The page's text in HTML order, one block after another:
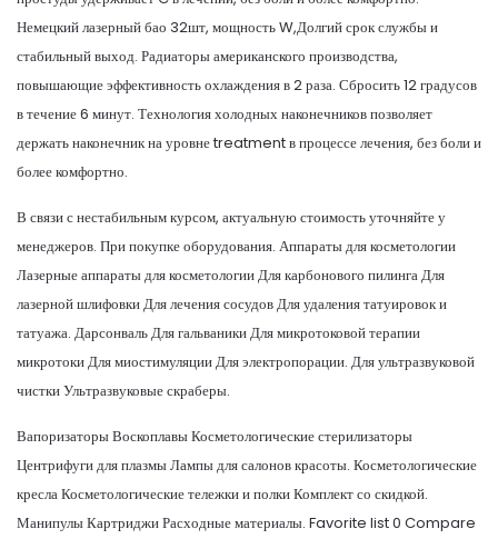
Немецкий лазерный бао 32шт, мощность W,Долгий срок службы и
стабильный выход. Радиаторы американского производства,
повышающие эффективность охлаждения в 2 раза. Сбросить 12 градусов
в течение 6 минут. Технология холодных наконечников позволяет
держать наконечник на уровне treatment в процессе лечения, без боли и
более комфортно.
В связи с нестабильным курсом, актуальную стоимость уточняйте у
менеджеров. При покупке оборудования. Аппараты для косметологии
Лазерные аппараты для косметологии Для карбонового пилинга Для
лазерной шлифовки Для лечения сосудов Для удаления татуировок и
татуажа. Дарсонваль Для гальваники Для микротоковой терапии
микротоки Для миостимуляции Для электропорации. Для ультразвуковой
чистки Ультразвуковые скраберы.
Вапоризаторы Воскоплавы Косметологические стерилизаторы
Центрифуги для плазмы Лампы для салонов красоты. Косметологические
кресла Косметологические тележки и полки Комплект со скидкой.
Манипулы Картриджи Расходные материалы. Favorite list 0 Compare